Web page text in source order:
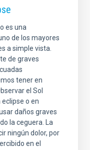
es una
de los mayores
a simple vista.
de graves
tener en
el Sol
o en
daños graves
la ceguera. La
ningún dolor, por
en el